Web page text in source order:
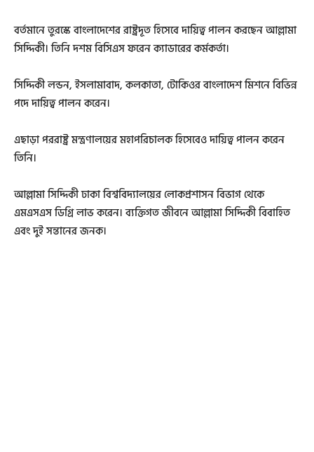
বর্তমানে তুরস্কে বাংলাদেশের রাষ্ট্রদূত হিসেবে দায়িত্ব পালন করছেন আল্লামা
সিদ্দিকী। তিনি দশম বিসিএস ফরেন ক্যাডারের কর্মকর্তা।
সিদ্দিকী লন্ডন, ইসলামাবাদ, কলকাতা, টোকিওর বাংলাদেশ মিশনে বিভিন্ন
পদে দায়িত্ব পালন করেন।
এছাড়া পররাষ্ট্র মন্ত্রণালয়ের মহাপরিচালক হিসেবেও দায়িত্ব পালন করেন
তিনি।
আল্লামা সিদ্দিকী ঢাকা বিশ্ববিদ্যালয়ের লোকপ্রশাসন বিভাগ থেকে
এমএসএস ডিগ্রি লাভ করেন। ব্যক্তিগত জীবনে আল্লামা সিদ্দিকী বিবাহিত
এবং দুই সন্তানের জনক।